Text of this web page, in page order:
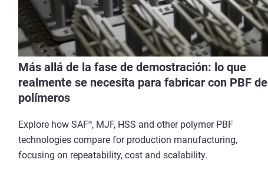
Más allá de la fase de demostración: lo que
realmente se necesita para fabricar con PBF de
polímeros
Explore how SAF®, MJF, HSS and other polymer PBF
technologies compare for production manufacturing,
focusing on repeatability, cost and scalability.